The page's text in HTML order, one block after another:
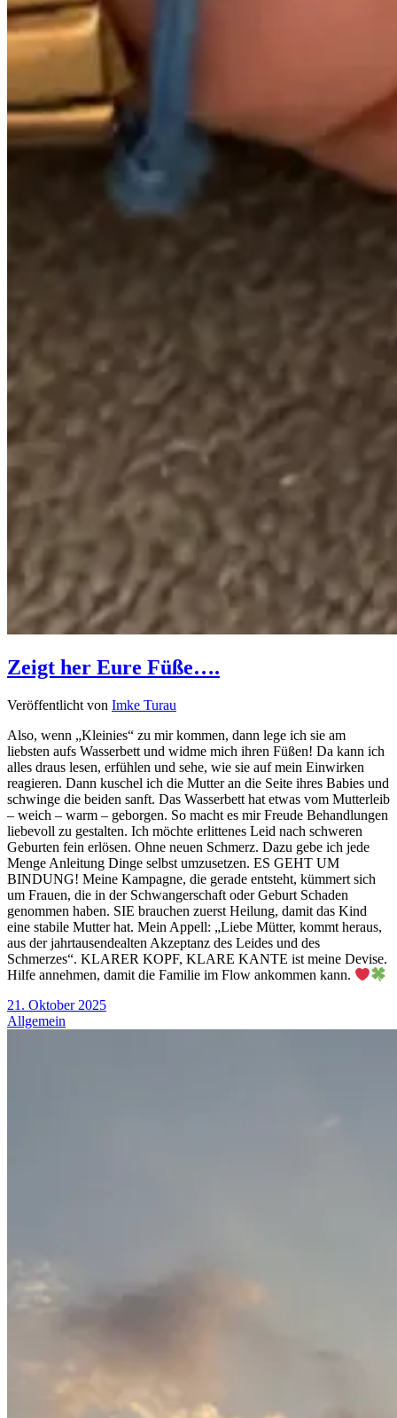
Zeigt her Eure Füße….
Veröffentlicht von Imke Turau
Also, wenn „Kleinies“ zu mir kommen, dann lege ich sie am
liebsten aufs Wasserbett und widme mich ihren Füßen! Da kann ich
alles draus lesen, erfühlen und sehe, wie sie auf mein Einwirken
reagieren. Dann kuschel ich die Mutter an die Seite ihres Babies und
schwinge die beiden sanft. Das Wasserbett hat etwas vom Mutterleib
– weich – warm – geborgen. So macht es mir Freude Behandlungen
liebevoll zu gestalten. Ich möchte erlittenes Leid nach schweren
Geburten fein erlösen. Ohne neuen Schmerz. Dazu gebe ich jede
Menge Anleitung Dinge selbst umzusetzen. ES GEHT UM
BINDUNG! Meine Kampagne, die gerade entsteht, kümmert sich
um Frauen, die in der Schwangerschaft oder Geburt Schaden
genommen haben. SIE brauchen zuerst Heilung, damit das Kind
eine stabile Mutter hat. Mein Appell: „Liebe Mütter, kommt heraus,
aus der jahrtausendealten Akzeptanz des Leides und des
Schmerzes“. KLARER KOPF, KLARE KANTE ist meine Devise.
Hilfe annehmen, damit die Familie im Flow ankommen kann.
21. Oktober 2025
Allgemein